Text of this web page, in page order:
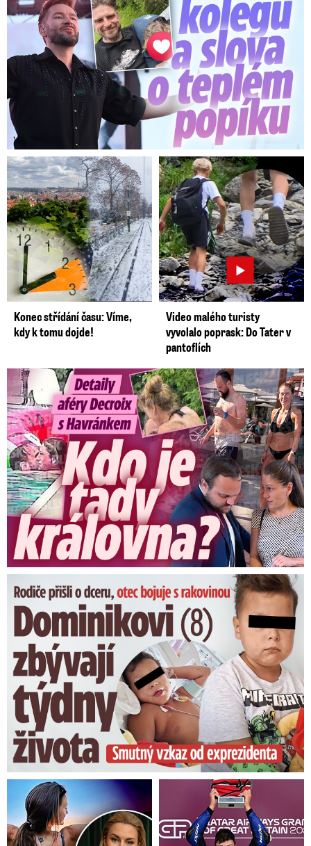
Konec střídání času: Víme,
kdy k tomu dojde!
Video malého turisty
vyvolalo poprask: Do Tater v
pantoflích
Detaily aféry Decroix s Havránkem: Kdo je tady královna?
Dominikovi (8) zbývají týdny života: Vzkaz od exprezidenta